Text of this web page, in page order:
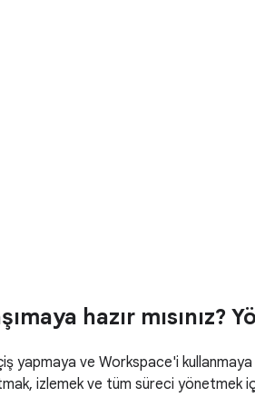
hazır mısınız?
yapmaya ve Workspace'i
izlemek ve tüm süreci yönetmek